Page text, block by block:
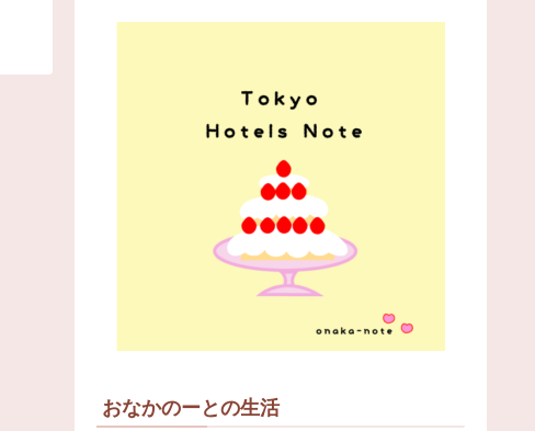
おなかのーとの生活